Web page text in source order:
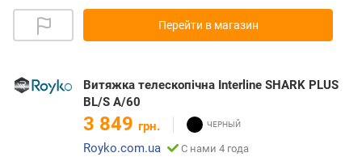
Перейти в магазин
Витяжка телескопічна Interline SHARK PLUS
BL/S A/60
3 849 грн.
Royko.com.ua
С нами 4 года